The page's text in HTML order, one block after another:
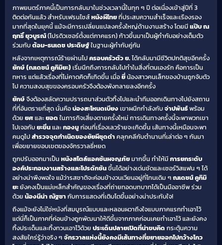
ภาพยนตร์ภาคนี้เป็นการกลับมาในช่วงเวลานี้ในทุก ๆ ปี ต่อเนื่องเข้าสู่ปีที่ 3
ติดต่อกันแล้ว สำหรับเฟรนไชส์หนังผีไทยที่ประสบความสำเร็จและเรืองรอง
มากที่สุดในยุคนี้ แม้จะมีการเปลี่ยนแปลงครั้งใหญ่ด้านงานสร้าง โดยมีแป๊บ ณ
ฤทธิ์ ยุวบูรณ์(โปรดิวเซอร์ตั้งแต่ภาคแรก) ก้าวขึ้นมาเป็นผู้กำกับอย่างเต็มตัว
ร่วมกับต้อม-ธนเดช ประดิษฐ์ในฐานะผู้กำกับคู่กัน
หลังจากเหตุการณ์ร้ายผ่านไปครอบครัวตัว ย.ได้กลับมามีชีวิตปกติสุขอีกครั้ง
ยักษ์ (ณเดชน์ คูกิมิยะ)เริ่มนึกถึงการกลับไปทำในสิ่งที่ตนเองรัก คือการเป็น
ทหาร แต่แล้วเรื่องที่ไม่คาดคิดก็เกิดขึ้น เมื่อยี่น้องสาวคนเล็กของบ้านถูกจับตัว
ไป ความสงบสุขของครอบครัวจึงต้องพังทลายลงอีกครั้ง
ยักษ์จึงต้องสลัดความปรารถนาส่วนตัวทิ้งไปและนำทีมออกเดินทางไปยังสถาน
ที่ที่อันตรายที่สุด นั่นคือบ่องสะโหนดเบียงเขาผนึกกำลังกับจ่าปพันธ์พร้อม
ด้วย ยศและยอด ในภารกิจเสี่ยงตายครั้งใหม่ การเดินทางครั้งนี้จะพาพวกเขา
ไปเจอกับยะขิ่นและกองมูก่อนที่เรื่องเลวร้ายจะเกิดขึ้น เส้นทางนี้เหมือนจะพา
คนดูไปสำรวจจุดกำเนิดของยัยผีชุดดำคลุกคลีกับตำนานที่เล่าต่อ ๆ กันมา
เพื่อขยายขอบเขตของจักรวาลธี่หยด
ถูกปรับออกมาเป็น หนังสไตล์แอคชันผจญภัยมากขึ้น ทำให้มีการยกระดับ
องค์ประกอบงานสร้างและโปรดักชันขึ้นได้อย่างเด่นชัดและเซอร์วิสแฟน ๆ ได้
อย่างน่าพึงพอใจ แม้ว่ารสชาติจะค่อนข้างวนเวียนอยู่ที่โทนเดิม ๆ ณเดชน์ คูกิมิ
ยะยังคงเป็นแม่เหล็กสำคัญของเรื่องที่ถ่ายทอดบทบาทได้เป็นมืออาชีพ ร่วม
ด้วย น้องนีน่า ณัฐชากับการแสดงที่เติบโตขึ้นอย่างน่าประทับใจ!
ถึงแม้จะยังไม่ใช่หนังที่สมบูรณ์แบบและหลอนผวาถึงใจแบบภาคแรกทำเอาไว้
แต่นี่ก็เป็นภาคที่ค่อนข้างถูกพัฒนาให้ดีขึ้นจากภาคก่อนเคยทำเอาไว้ และยังคง
ทิ้งประเด็นและทิ้งทวนเอาไว้ด้วย ประเด็นปลายเปิดที่น่าขบคิด กระตุ้นความ
สงสัยใคร่รู้ว่าจริง ๆ จักรวาลแห่งนี้ยังคงมีเส้นทางที่ขยายออกไปกว้างไกว